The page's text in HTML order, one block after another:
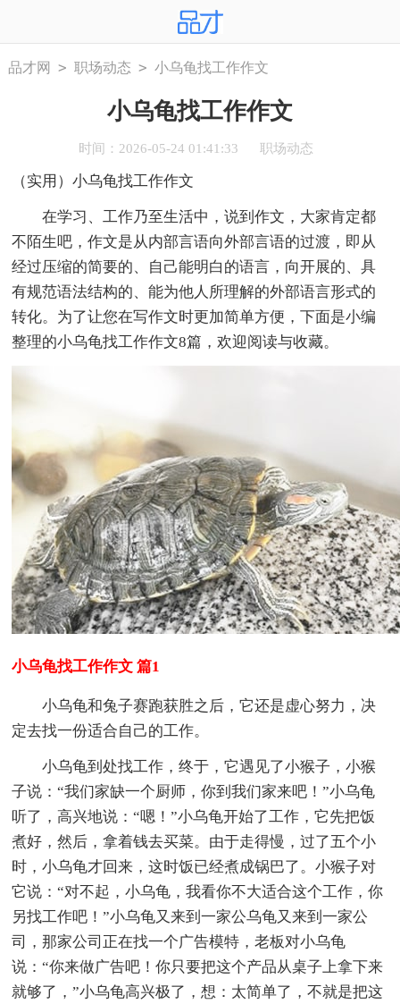
品才网 > 职场动态 > 小乌龟找工作作文
小乌龟找工作作文
时间：2026-05-24 01:41:33 职场动态
（实用）小乌龟找工作作文
在学习、工作乃至生活中，说到作文，大家肯定都
不陌生吧，作文是从内部言语向外部言语的过渡，即从
经过压缩的简要的、自己能明白的语言，向开展的、具
有规范语法结构的、能为他人所理解的外部语言形式的
转化。为了让您在写作文时更加简单方便，下面是小编
整理的小乌龟找工作作文8篇，欢迎阅读与收藏。
小乌龟找工作作文 篇1
小乌龟和兔子赛跑获胜之后，它还是虚心努力，决
定去找一份适合自己的工作。
小乌龟到处找工作，终于，它遇见了小猴子，小猴
子说：“我们家缺一个厨师，你到我们家来吧！”小乌龟
听了，高兴地说：“嗯！”小乌龟开始了工作，它先把饭
煮好，然后，拿着钱去买菜。由于走得慢，过了五个小
时，小乌龟才回来，这时饭已经煮成锅巴了。小猴子对
它说：“对不起，小乌龟，我看你不大适合这个工作，你
另找工作吧！”小乌龟又来到一家公乌龟又来到一家公
司，那家公司正在找一个广告模特，老板对小乌龟
说：“你来做广告吧！你只要把这个产品从桌子上拿下来
就够了，”小乌龟高兴极了，想：太简单了，不就是把这